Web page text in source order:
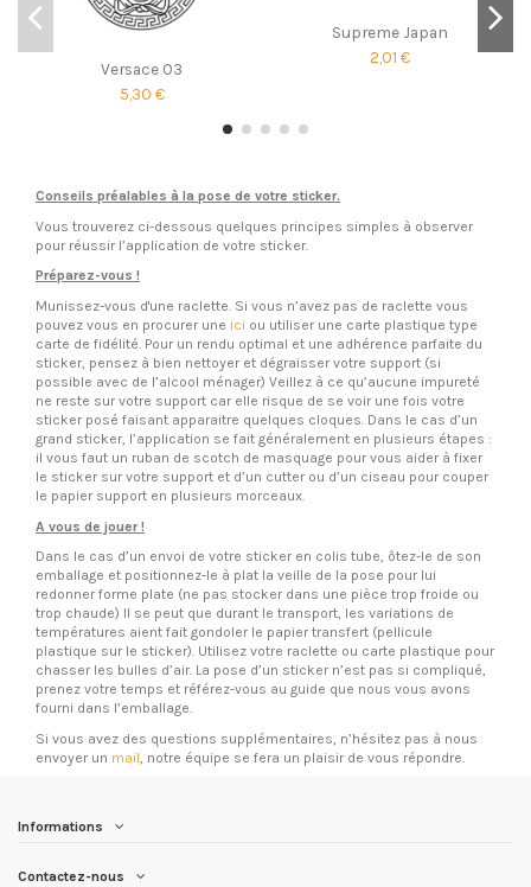
Versace 03
5,30 €
Supreme Japan
2,01 €
Conseils préalables à la pose de votre sticker.
Vous trouverez ci-dessous quelques principes simples à observer
pour réussir l’application de votre sticker.
Préparez-vous !
Munissez-vous d'une raclette. Si vous n’avez pas de raclette vous
pouvez vous en procurer une ici ou utiliser une carte plastique type
carte de fidélité. Pour un rendu optimal et une adhérence parfaite du
sticker, pensez à bien nettoyer et dégraisser votre support (si
possible avec de l’alcool ménager) Veillez à ce qu’aucune impureté
ne reste sur votre support car elle risque de se voir une fois votre
sticker posé faisant apparaitre quelques cloques. Dans le cas d’un
grand sticker, l’application se fait généralement en plusieurs étapes :
il vous faut un ruban de scotch de masquage pour vous aider à fixer
le sticker sur votre support et d’un cutter ou d’un ciseau pour couper
le papier support en plusieurs morceaux.
A vous de jouer !
Dans le cas d’un envoi de votre sticker en colis tube, ôtez-le de son
emballage et positionnez-le à plat la veille de la pose pour lui
redonner forme plate (ne pas stocker dans une pièce trop froide ou
trop chaude) Il se peut que durant le transport, les variations de
températures aient fait gondoler le papier transfert (pellicule
plastique sur le sticker). Utilisez votre raclette ou carte plastique pour
chasser les bulles d’air. La pose d’un sticker n’est pas si compliqué,
prenez votre temps et référez-vous au guide que nous vous avons
fourni dans l’emballage.
Si vous avez des questions supplémentaires, n’hésitez pas à nous
envoyer un mail , notre équipe se fera un plaisir de vous répondre.
Informations
Contactez-nous